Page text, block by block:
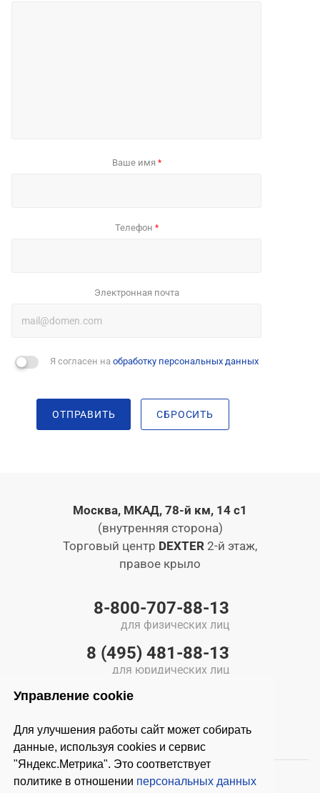
Управление cookie
Для улучшения работы сайт может собирать
данные, используя cookies и сервис
"Яндекс.Метрика". Это соответствует
политике в отношении персональных данных
Ваше имя *
Телефон *
Электронная почта
Я согласен на обработку персональных данных
ОТПРАВИТЬ СБРОСИТЬ
Москва, МКАД, 78-й км, 14 с1
(внутренняя сторона)
Торговый центр DEXTER 2-й этаж,
правое крыло
8-800-707-88-13
для физических лиц
8 (495) 481-88-13
для юридических лиц
info@avto-master.ru